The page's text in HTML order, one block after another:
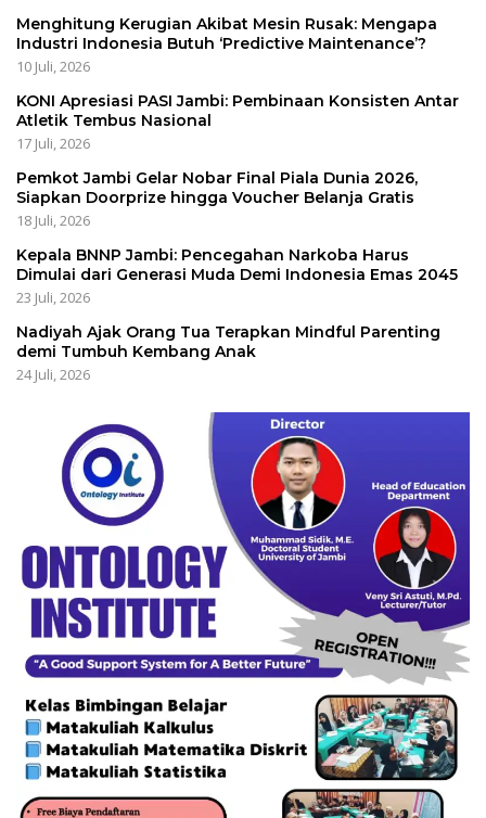
Menghitung Kerugian Akibat Mesin Rusak: Mengapa
Industri Indonesia Butuh ‘Predictive Maintenance’?
10 Juli, 2026
KONI Apresiasi PASI Jambi: Pembinaan Konsisten Antar
Atletik Tembus Nasional
17 Juli, 2026
Pemkot Jambi Gelar Nobar Final Piala Dunia 2026,
Siapkan Doorprize hingga Voucher Belanja Gratis
18 Juli, 2026
Kepala BNNP Jambi: Pencegahan Narkoba Harus
Dimulai dari Generasi Muda Demi Indonesia Emas 2045
23 Juli, 2026
Nadiyah Ajak Orang Tua Terapkan Mindful Parenting
demi Tumbuh Kembang Anak
24 Juli, 2026